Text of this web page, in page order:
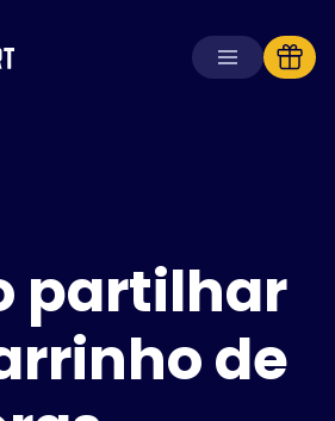
consumidores
Para escolas
empresas
partilhar
de